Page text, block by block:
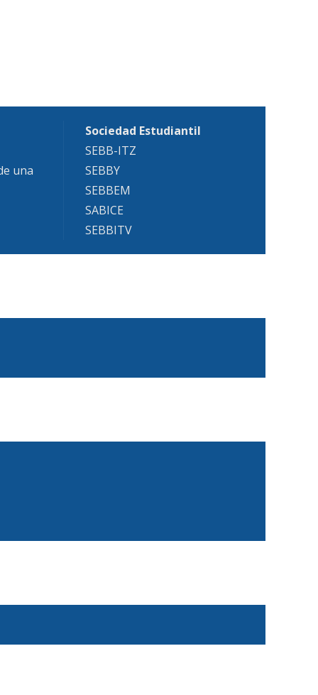
una
Sociedad Estudiantil
SEBB-ITZ
SEBBY
SEBBEM
SABICE
SEBBITV